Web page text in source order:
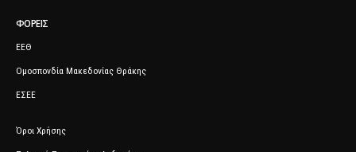
ΦΟΡΕΊΣ
ΕΕΘ
Ομοσπονδία Μακεδονίας Θράκης
ΕΣΕΕ
Όροι Χρήσης